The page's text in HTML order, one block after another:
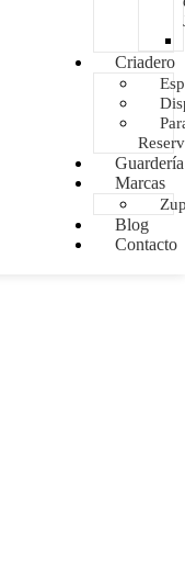
Criadero
Guardería
Marcas
Blog
Contacto